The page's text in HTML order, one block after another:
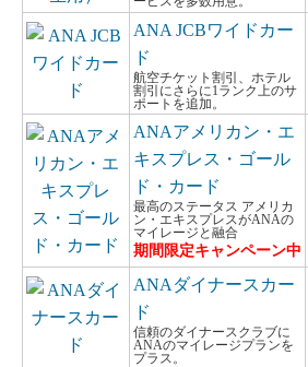
ANA JCBワイドカー
ド
航空チケット割引、ホテル
割引にさらに1ランク上のサ
ポートを追加。
ANAアメリカン・エ
キスプレス・ゴール
ド・カード
最高のステータス アメリカ
ン・エキスプレスがANAの
マイレージと融合
期間限定キャンペーン中
ANAダイナースカー
ド
信頼のダイナースクラブに
ANAのマイレージプランを
プラス。